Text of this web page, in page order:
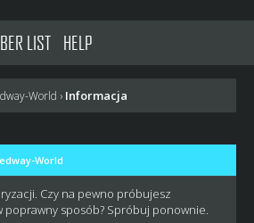
LIST HELP
World › Informacja
World
Czy na pewno próbujesz
poprawny sposób? Spróbuj ponownie.